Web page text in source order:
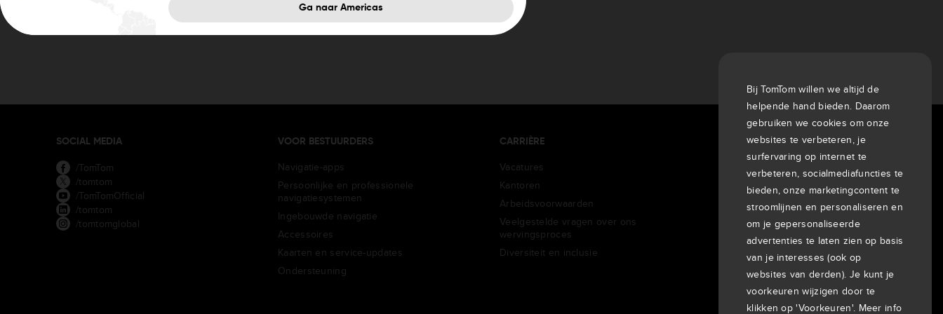
SOCIAL MEDIA
/TomTom
/tomtom
/TomTomOfficial
/tomtom
/tomtomglobal
VOOR BESTUURDERS
Navigatie-apps
Persoonlijke en professionele
navigatiesystemen
Ingebouwde navigatie
Accessoires
Kaarten en service-updates
Ondersteuning
CARRIÈRE
Vacatures
Kantoren
Arbeidsvoorwaarden
Veelgestelde vragen over ons
wervingsproces
Diversiteit en inclusie
Over ons
Klanten
Newsroom
Evenementen
Persberichten
Investeerders
7th item
Routing
9th item of footer
Bij TomTom willen we altijd de
helpende hand bieden. Daarom
gebruiken we cookies om onze
websites te verbeteren, je
surfervaring op internet te
verbeteren, socialmediafuncties te
bieden, onze marketingcontent te
stroomlijnen en personaliseren en
om je gepersonaliseerde
advertenties te laten zien op basis
van je interesses (ook op
websites van derden). Je kunt je
voorkeuren wijzigen door te
klikken op 'Voorkeuren'. Meer info
Ga naar Americas